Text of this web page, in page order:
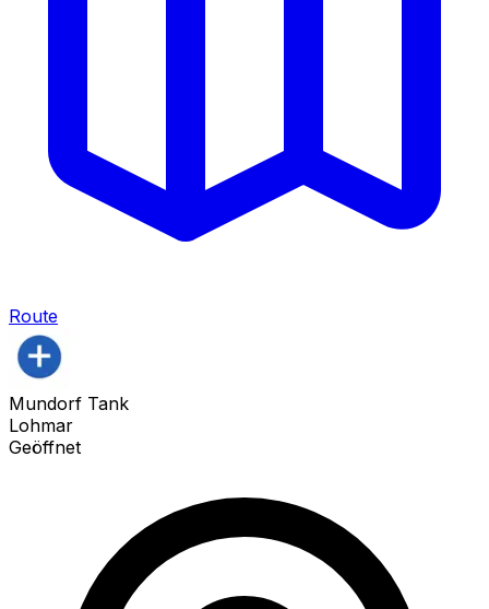
Route
Mundorf Tank
Lohmar
Geöffnet